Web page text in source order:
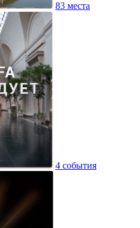
83 места
4 события